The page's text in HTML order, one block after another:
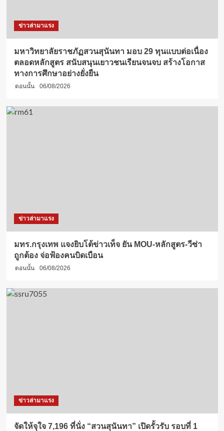
ข่าวล่ามาแรง
มหาวิทยาลัยราชภัฏสวนสุนันทา มอบ 29 ทุนแบบต่อเนื่อง
ตลอดหลักสูตร สนับสนุนเยาวชนเรียนจนจบ สร้างโอกาส
ทางการศึกษาอย่างยั่งยืน
ตอนนั้น 06/08/2026
ข่าวล่ามาแรง
มทร.กรุงเทพ แจงยิบโต้ข่าวเท็จ ยัน MOU-หลักสูตร-วีซ่า
ถูกต้อง จ่อฟ้องคนบิดเบือน
ตอนนั้น 06/08/2026
ข่าวล่ามาแรง
จัดให้จุใจ 7,196 ที่นั่ง “สวนสุนันทา” เปิดรั้วรับ รอบที่ 1